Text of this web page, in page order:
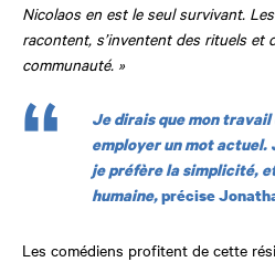
Nicolaos en est le seul survivant.
racontent, s’inventent des rituels et
communauté. »
Je dirais que mon
employer un mot actuel.
je préfère la simplicité,
humaine,précise
Les comédiens profitent de cette